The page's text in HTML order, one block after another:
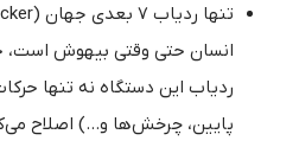
انسان حتی وقتی بیهوش است،
پایین، چرخش‌ها و…) اصلاح